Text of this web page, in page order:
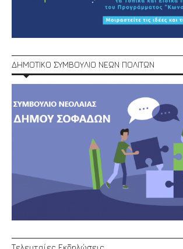
ΔΗΜΟΤΙΚΟ ΣΥΜΒΟΥΛΙΟ ΝΕΩΝ ΠΟΛΙΤΩΝ